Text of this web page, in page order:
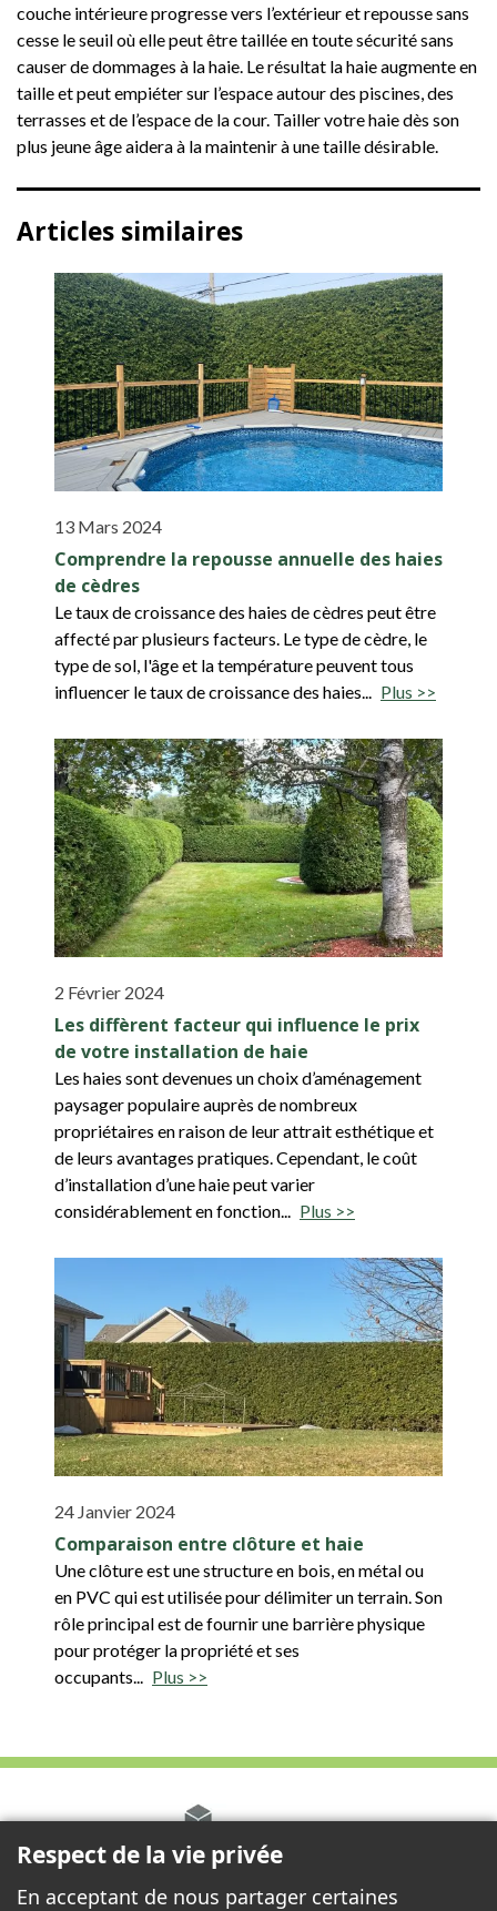
couche intérieure progresse vers l’extérieur et repousse sans
cesse le seuil où elle peut être taillée en toute sécurité sans
causer de dommages à la haie. Le résultat la haie augmente en
taille et peut empiéter sur l’espace autour des piscines, des
terrasses et de l’espace de la cour. Tailler votre haie dès son
plus jeune âge aidera à la maintenir à une taille désirable.
Articles similaires
13 Mars 2024
Comprendre la repousse annuelle des haies
de cèdres
Le taux de croissance des haies de cèdres peut être
affecté par plusieurs facteurs. Le type de cèdre, le
type de sol, l'âge et la température peuvent tous
influencer le taux de croissance des haies...
Plus >>
2 Février 2024
Les diffèrent facteur qui influence le prix
de votre installation de haie
Les haies sont devenues un choix d’aménagement
paysager populaire auprès de nombreux
propriétaires en raison de leur attrait esthétique et
de leurs avantages pratiques. Cependant, le coût
d’installation d’une haie peut varier
considérablement en fonction...
Plus >>
24 Janvier 2024
Comparaison entre clôture et haie
Une clôture est une structure en bois, en métal ou
en PVC qui est utilisée pour délimiter un terrain. Son
rôle principal est de fournir une barrière physique
pour protéger la propriété et ses
occupants...
Plus >>
Respect de la vie privée
En acceptant de nous partager certaines